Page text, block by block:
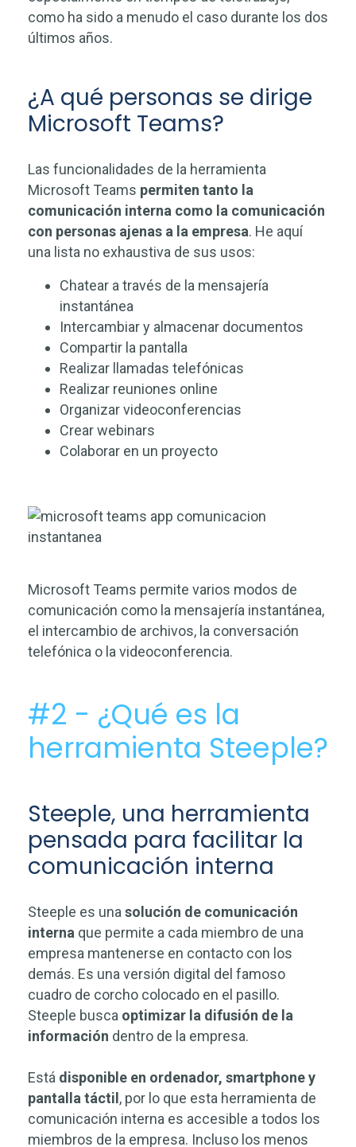
como ha sido a menudo el caso durante los dos
últimos años.
¿A qué personas se dirige
Microsoft Teams?
Las funcionalidades de la herramienta
Microsoft Teams permiten tanto la
comunicación interna como la comunicación
con personas ajenas a la empresa. He aquí
una lista no exhaustiva de sus usos:
Chatear a través de la mensajería
instantánea
Intercambiar y almacenar documentos
Compartir la pantalla
Realizar llamadas telefónicas
Realizar reuniones online
Organizar videoconferencias
Crear webinars
Colaborar en un proyecto
Microsoft Teams permite varios modos de
comunicación como la mensajería instantánea,
el intercambio de archivos, la conversación
telefónica o la videoconferencia.
#2 - ¿Qué es la
herramienta Steeple?
Steeple, una herramienta
pensada para facilitar la
comunicación interna
Steeple es una solución de comunicación
interna que permite a cada miembro de una
empresa mantenerse en contacto con los
demás. Es una versión digital del famoso
cuadro de corcho colocado en el pasillo.
Steeple busca optimizar la difusión de la
información dentro de la empresa.
Está disponible en ordenador, smartphone y
pantalla táctil , por lo que esta herramienta de
comunicación interna es accesible a todos los
miembros de la empresa. Incluso los menos